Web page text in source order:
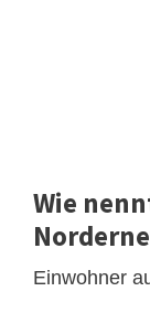
Wie
Einwohner